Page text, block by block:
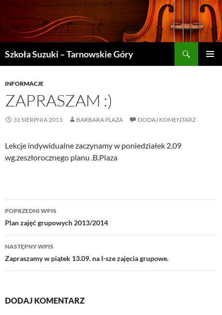
Szkoła Suzuki – Tarnowskie Góry
TREŚCI
INFORMACJE
ZAPRASZAM :)
31 SIERPNIA 2013 BARBARA PLAZA DODAJ KOMENTARZ
Lekcje indywidualne zaczynamy w poniedziałek 2.09
wg.zeszłorocznego planu .B.Plaza
Nawigacja
wpisu
POPRZEDNI WPIS
Plan zajęć grupowych 2013/2014
NASTĘPNY WPIS
Zapraszamy w piątek 13.09. na I-sze zajęcia grupowe.
DODAJ KOMENTARZ